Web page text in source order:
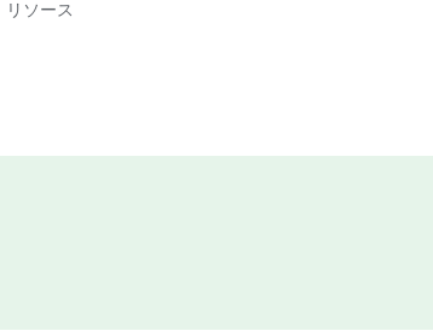
リソース